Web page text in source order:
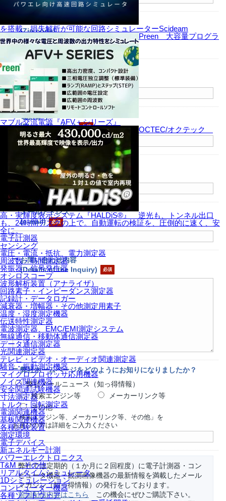
を搭載 損失解析が可能な回路シミュレーターScideam
Preen 大容量プログラ
マブル交流電源『AFV＋シリーズ』
OCTEC/オクテック
高・実輝度表示システム『HALDiS®』 逆光も、トンネル出口
も、24時間デスクの上で。自動運転の検証を、圧倒的に速く、安
全に。
電子計測器
センシング
電圧・電流・抵抗、電力測定器
周波数・時間測定器
発振器・信号発生器
オシロスコープ
波形解析装置（アナライザ）
回路素子・インピーダンス測定器
記録計・データロガー
減衰器・増幅器・その他測定用素子
温度・湿度測定機器
伝送特性測定器
電波測定器、EMC/EMI測定システム
無線通信・移動体通信測定器
データ通信測定器
光関連測定器
テレビ・ビデオ・オーディオ関連測定器
騒音・振動測定機器
マイクロプロセッサ応用機器
ノイズ関連機器
安全関連試験機器
寸法測定器
トルク・回転測定器
電源関連機器
基板関連機器
各種試験装置
測定環境
電子デバイス
新エネルギー計測
パワーエレクトロニクス
T&M・その他
リアルタイムシミュレータ
1Dシミュレーション
コンピューター機器
各種ソフトウェア
郵便番号
(Zip code)
〒
-
ご住所
(Address)
電話番号
(Phone Number)
FAX番号
(Fax Number)
メールアドレス
(e-mail)
お問い合わせ内容
(Details of the Inquiry)
弊社ホームページをどのようにお知りになりましたか？
弊社メールニュース（知っ得情報）
検索エンジン等
メーカーリンク等
その他
「検索エンジン等、メーカーリンク等、その他」を
お選びの方は詳細をご入力ください
弊社では定期的（１か月に２回程度）に電子計測器・コン
ピュータ機器・観測画像機器の最新情報を満載したメール
マガジン（知っ得情報）の発行をしております。
前回配信内容はこちら
この機会にぜひご購読下さい。